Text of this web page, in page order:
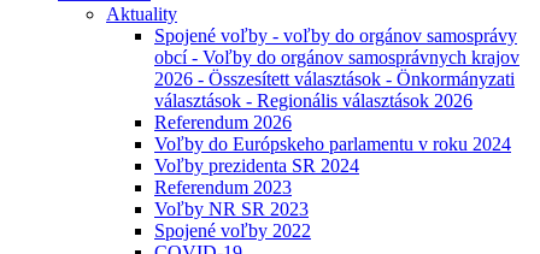
Aktuality
Spojené voľby - voľby do orgánov samosprávy
obcí - Voľby do orgánov samosprávnych krajov
2026 - Összesített választások - Önkormányzati
választások - Regionális választások 2026
Referendum 2026
Voľby do Európskeho parlamentu v roku 2024
Voľby prezidenta SR 2024
Referendum 2023
Voľby NR SR 2023
Spojené voľby 2022